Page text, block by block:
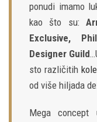
ponudi imamo
kao što su:
Exclusive,
Designer Guild
sto različitih
od više hiljada
Mega